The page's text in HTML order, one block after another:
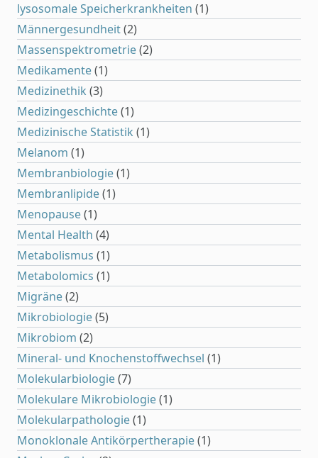
lysosomale Speicherkrankheiten (1)
Männergesundheit(2)
Massenspektrometrie(2)
Medikamente(1)
Medizinethik (3)
Medizingeschichte(1)
Medizinische Statistik (1)
Melanom (1)
Membranbiologie(1)
Membranlipide(1)
Menopause(1)
Mental Health (4)
Metabolismus (1)
Metabolomics (1)
Migräne(2)
Mikrobiologie(5)
Mikrobiom (2)
Mineral- und Knochenstoffwechsel (1)
Molekularbiologie(7)
Molekulare Mikrobiologie(1)
Molekularpathologie(1)
Monoklonale Antikörpertherapie(1)